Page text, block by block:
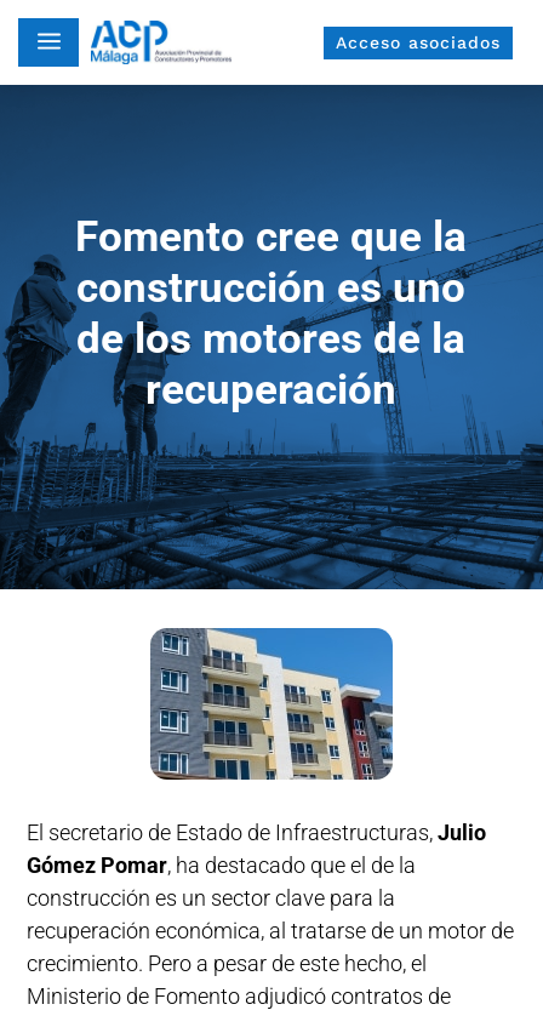
a Acceso asociados
Fomento cree que la
construcción es uno
de los motores de la
recuperación
El secretario de Estado de Infraestructuras,Julio
Gómez Pomar, ha destacado que el de la
construcción es un sector clave para la
recuperación económica, al tratarse de un motor de
crecimiento. Pero a pesar de este hecho, el
Ministerio de Fomento adjudicó contratos de